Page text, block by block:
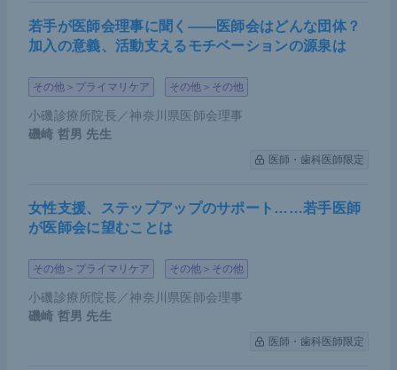
若手が医師会理事に聞く――医師会はどんな団体？
加入の意義、活動支えるモチベーションの源泉は
その他＞プライマリケア その他＞その他
小磯診療所院長／神奈川県医師会理事
磯崎 哲男 先生
医師・歯科医師限定
女性支援、ステップアップのサポート……若手医師
が医師会に望むことは
その他＞プライマリケア その他＞その他
小磯診療所院長／神奈川県医師会理事
磯崎 哲男 先生
医師・歯科医師限定